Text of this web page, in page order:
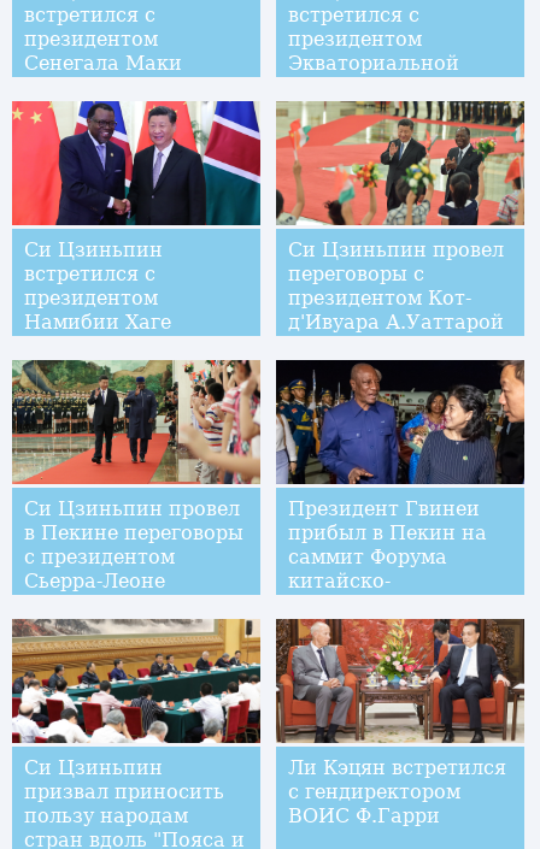
встретился с
президентом
Сенегала Маки
встретился с
президентом
Экваториальной
Обиангом Нгемой
Мбасого
Си Цзиньпин
встретился с
президентом
Намибии Хаге
Си Цзиньпин провел
переговоры с
президентом Кот-
д'Ивуара А.Уаттарой
Си Цзиньпин провел
в Пекине переговоры
с президентом
Сьерра-Леоне
Президент Гвинеи
прибыл в Пекин на
саммит Форума
китайско-
сотрудничества
Си Цзиньпин
призвал приносить
пользу народам
стран вдоль "Пояса и
Ли Кэцян встретился
с гендиректором
ВОИС Ф.Гарри